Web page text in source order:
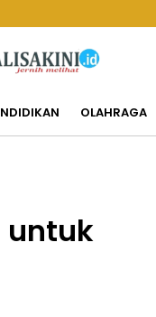
OLAHRAGA
untuk